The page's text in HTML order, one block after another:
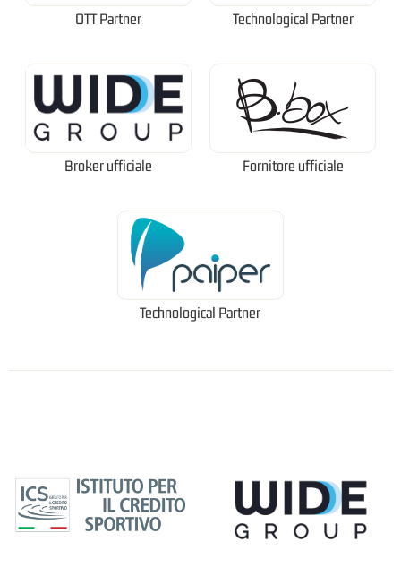
OTT Partner Technological Partner
Broker ufficiale Fornitore ufficiale
Technological Partner